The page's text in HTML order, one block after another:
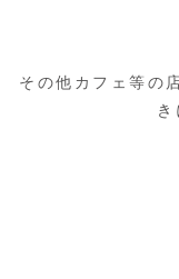
その他カフェ等の